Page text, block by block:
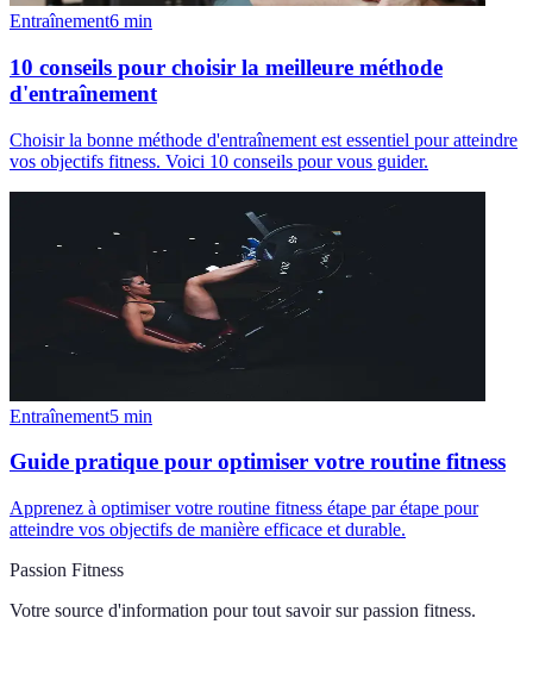
Entraînement6 min
10 conseils pour choisir la meilleure méthode
d'entraînement
Choisir la bonne méthode d'entraînement est essentiel pour atteindre
vos objectifs fitness. Voici 10 conseils pour vous guider.
Entraînement5 min
Guide pratique pour optimiser votre routine fitness
Apprenez à optimiser votre routine fitness étape par étape pour
atteindre vos objectifs de manière efficace et durable.
Passion Fitness
Votre source d'information pour tout savoir sur passion fitness.